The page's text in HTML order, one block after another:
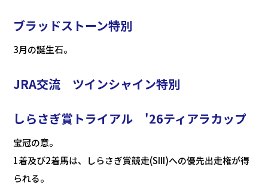
ブラッドストーン特別
3月の誕生石。
JRA交流 ツインシャイン特別
しらさぎ賞トライアル '26ティアラカップ
宝冠の意。
1着及び2着馬は、しらさぎ賞競走(SIII)への優先出走権が得
られる。